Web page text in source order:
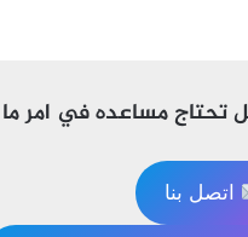
تحتاج مساعده في امر
اتصل بنا